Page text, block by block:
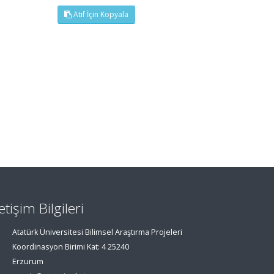
Atıf İçin Kopyala
Bilgileri
Atatürk Üniversitesi Bilimsel Araştırma Projeleri
Koordinasyon Birimi Kat: 4 25240
Erzurum